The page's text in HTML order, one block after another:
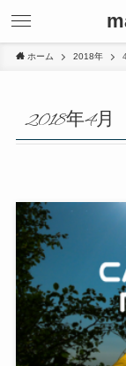
ホーム 2018年
2018年4月